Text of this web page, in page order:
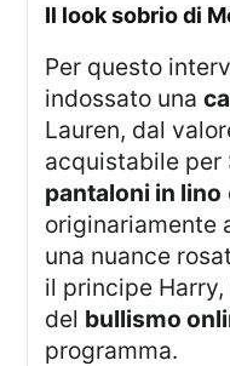
Il look sobrio di
Per questo intervista, Meghan Markle ha
indossato una
Lauren, dal
acquistabile per
pantaloni in lino
originariamente
una nuance
il principe
del bullismo
programma.